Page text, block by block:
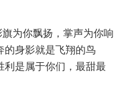
为你飘扬，掌声为你响
的身影就是飞翔的鸟
利是属于你们，最甜最